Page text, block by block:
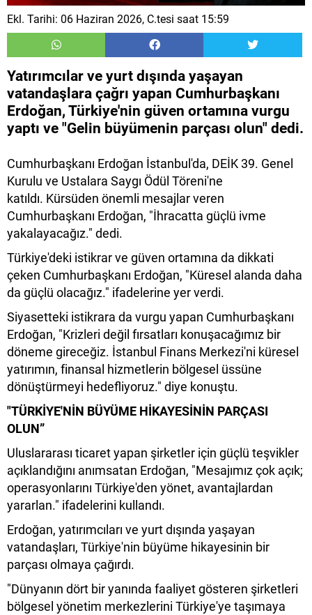
Ekl. Tarihi: 06 Haziran 2026, C.tesi saat 15:59
Yatırımcılar ve yurt dışında yaşayan
vatandaşlara çağrı yapan Cumhurbaşkanı
Erdoğan, Türkiye'nin güven ortamına vurgu
yaptı ve "Gelin büyümenin parçası olun" dedi.
Cumhurbaşkanı Erdoğan İstanbul'da, DEİK 39. Genel
Kurulu ve Ustalara Saygı Ödül Töreni'ne
katıldı. Kürsüden önemli mesajlar veren
Cumhurbaşkanı Erdoğan, "İhracatta güçlü ivme
yakalayacağız." dedi.
Türkiye'deki istikrar ve güven ortamına da dikkati
çeken Cumhurbaşkanı Erdoğan, "Küresel alanda daha
da güçlü olacağız." ifadelerine yer verdi.
Siyasetteki istikrara da vurgu yapan Cumhurbaşkanı
Erdoğan, "Krizleri değil fırsatları konuşacağımız bir
döneme gireceğiz. İstanbul Finans Merkezi'ni küresel
yatırımın, finansal hizmetlerin bölgesel üssüne
dönüştürmeyi hedefliyoruz." diye konuştu.
"TÜRKİYE'NİN BÜYÜME HİKAYESİNİN PARÇASI
OLUN”
Uluslararası ticaret yapan şirketler için güçlü teşvikler
açıklandığını anımsatan Erdoğan, "Mesajımız çok açık;
operasyonlarını Türkiye'den yönet, avantajlardan
yararlan." ifadelerini kullandı.
Erdoğan, yatırımcıları ve yurt dışında yaşayan
vatandaşları, Türkiye'nin büyüme hikayesinin bir
parçası olmaya çağırdı.
"Dünyanın dört bir yanında faaliyet gösteren şirketleri
bölgesel yönetim merkezlerini Türkiye'ye taşımaya